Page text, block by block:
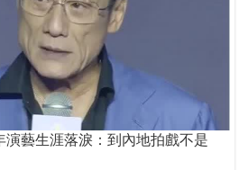
演藝生涯落淚：到內地拍戲不是